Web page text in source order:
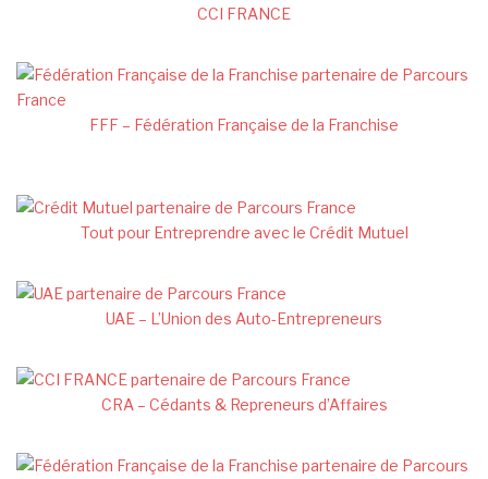
CCI FRANCE
FFF – Fédération Française de la Franchise
Tout pour Entreprendre avec le Crédit Mutuel
UAE – L’Union des Auto-Entrepreneurs
CRA – Cédants & Repreneurs d’Affaires